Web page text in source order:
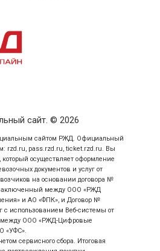
номер заказа;
личности пассажира, на
сайт. © 2026
сайтом РЖД. Официальный
rzd.ru, pass.rzd.ru, ticket.rzd.ru. Вы
который осуществляет оформление
документов и услуг от
на основании договора №
заключенный между ООО «РЖД
и АО «ФПК», и Договор №
с использованием Веб-системы от
между ООО «РЖД-Цифровые
«УФС».
сервисного сбора. Итоговая